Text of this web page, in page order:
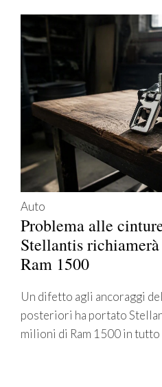
Auto
Problema alle
Stellantis
Ram 1500
Un difetto agli ancoraggi
posteriori ha portato
milioni di Ram 1500 in